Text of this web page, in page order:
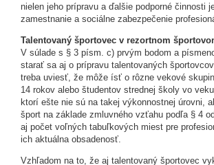
nielen jeho prípravu a ďalšie podporné činnosti
zamestnanie a sociálne zabezpečenie
Talentovaný športovec v rezortnom
V súlade s § 3 písm. c) prvým bodom a
starať sa aj o prípravu talentovaných
treba uviesť, že môže ísť o rôzne vekové
14 rokov alebo študentov strednej školy vo
ktorí ešte nie sú na takej výkonnostnej úrovni,
šport na základe zmluvného vzťahu podľa § 4
aj počet voľných tabuľkových miest pre
ich aktuálna obsadenosť.
Vzhľadom na to, že aj talentovaný športovec